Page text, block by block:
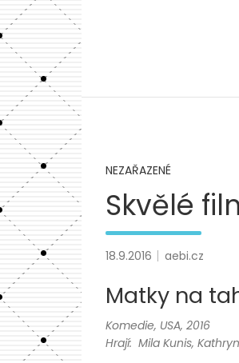
NEZAŘAZENÉ
Skvělé
18.9.2016 aebi.cz
Matky na
Komedie, USA, 2016
Hrají: Mila Kunis,